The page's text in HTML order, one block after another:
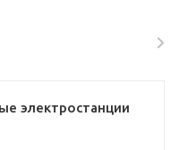
электростанции